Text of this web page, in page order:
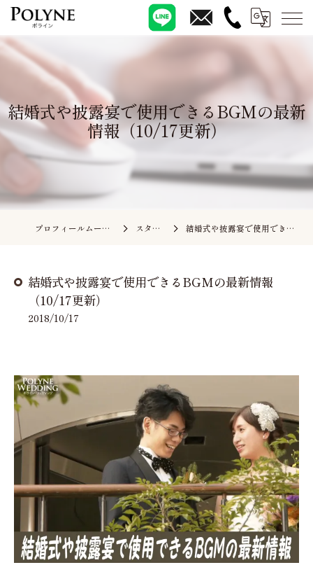
結婚式や披露宴で使用できるBGMの最新
情報（10/17更新）
プロフィールムービーの依頼ならポライン スタッフブログ 結婚式や披露宴で使用できるBGMの最新情報（10/17更新）
結婚式や披露宴で使用できるBGMの最新情報
（10/17更新）
2018/10/17